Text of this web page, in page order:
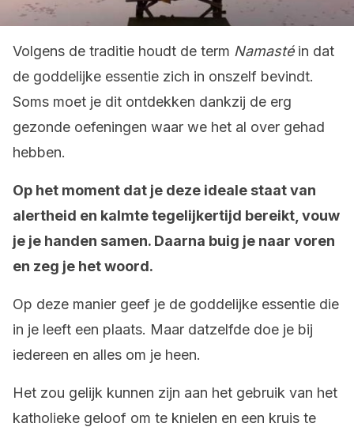
Volgens de traditie houdt de term Namastéin dat
de goddelijke essentie zich in onszelf bevindt.
Soms moet je dit ontdekken dankzij de erg
gezonde oefeningen waar we het al over gehad
hebben.
Op het moment dat je deze ideale staat van
alertheid en kalmte tegelijkertijd bereikt, vouw
je je handen samen. Daarna buig je naar voren
en zeg je het woord.
Op deze manier geef je de goddelijke essentie die
in je leeft een plaats. Maar datzelfde doe je bij
iedereen en alles om je heen.
Het zou gelijk kunnen zijn aan het gebruik van het
katholieke geloof om te knielen en een kruis te